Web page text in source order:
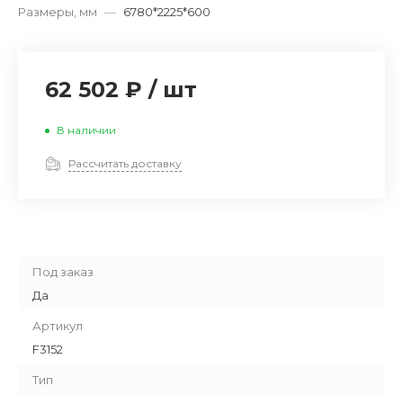
Размеры, мм — 6780*2225*600
62 502 ₽ / шт
В наличии
Рассчитать доставку
Под заказ
Да
Артикул
F3152
Тип